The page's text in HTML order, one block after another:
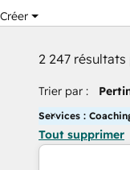
Créer
2 247
Trier par :
Services :
Tout supprimer